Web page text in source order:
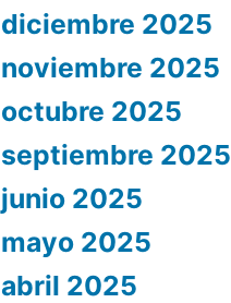
diciembre 2025
noviembre 2025
octubre 2025
septiembre 2025
junio 2025
mayo 2025
abril 2025